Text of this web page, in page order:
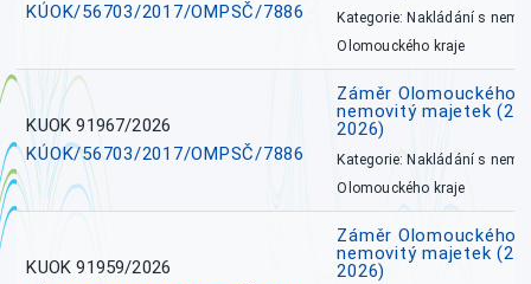
KÚOK/56703/2017/OMPSČ/7886
Kategorie: Nakládání s
Olomouckého kraje
KUOK 91967/2026
KÚOK/56703/2017/OMPSČ/7886
Záměr Olomouckého
nemovitý majetek
2026)
Kategorie: Nakládání s
Olomouckého kraje
KUOK 91959/2026
Záměr Olomouckého
nemovitý majetek
2026)